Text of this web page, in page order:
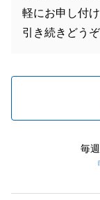
軽にお申し付
引き続きどう
毎